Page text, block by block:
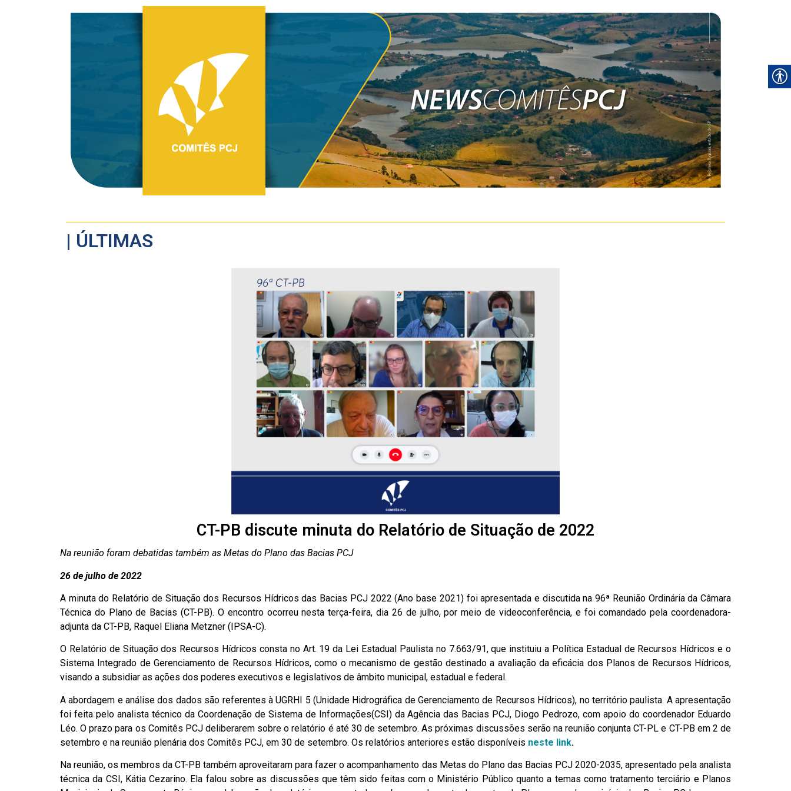
| ÚLTIMAS
CT-PB discute minuta do Relatório de Situação de 2022
Na reunião foram debatidas também as Metas do Plano das Bacias PCJ
26 de julho de 2022
A minuta do Relatório de Situação dos Recursos Hídricos das Bacias PCJ 2022 (Ano base 2021) foi apresentada e discutida na 96ª Reunião Ordinária da Câmara
Técnica do Plano de Bacias (CT-PB). O encontro ocorreu nesta terça-feira, dia 26 de julho, por meio de videoconferência, e foi comandado pela coordenadora-
adjunta da CT-PB, Raquel Eliana Metzner (IPSA-C).
O Relatório de Situação dos Recursos Hídricos consta no Art. 19 da Lei Estadual Paulista no 7.663/91, que instituiu a Política Estadual de Recursos Hídricos e o
Sistema Integrado de Gerenciamento de Recursos Hídricos, como o mecanismo de gestão destinado a avaliação da eficácia dos Planos de Recursos Hídricos,
visando a subsidiar as ações dos poderes executivos e legislativos de âmbito municipal, estadual e federal.
A abordagem e análise dos dados são referentes à UGRHI 5 (Unidade Hidrográfica de Gerenciamento de Recursos Hídricos), no território paulista. A apresentação
foi feita pelo analista técnico da Coordenação de Sistema de Informações(CSI) da Agência das Bacias PCJ, Diogo Pedrozo, com apoio do coordenador Eduardo
Léo. O prazo para os Comitês PCJ deliberarem sobre o relatório é até 30 de setembro. As próximas discussões serão na reunião conjunta CT-PL e CT-PB em 2 de
setembro e na reunião plenária dos Comitês PCJ, em 30 de setembro. Os relatórios anteriores estão disponíveis neste link.
Na reunião, os membros da CT-PB também aproveitaram para fazer o acompanhamento das Metas do Plano das Bacias PCJ 2020-2035, apresentado pela analista
técnica da CSI, Kátia Cezarino. Ela falou sobre as discussões que têm sido feitas com o Ministério Público quanto a temas como tratamento terciário e Planos